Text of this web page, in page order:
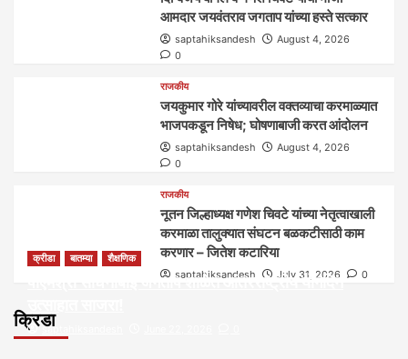
आमदार जयवंतराव जगताप यांच्या हस्ते सत्कार
saptahiksandesh
August 4, 2026
0
राजकीय
जयकुमार गोरे यांच्यावरील वक्तव्याचा करमाळ्यात
भाजपकडून निषेध; घोषणाबाजी करत आंदोलन
saptahiksandesh
August 4, 2026
0
राजकीय
नूतन जिल्हाध्यक्ष गणेश चिवटे यांच्या नेतृत्वाखाली
करमाळा तालुक्यात संघटन बळकटीसाठी काम
करणार – जितेश कटारिया
saptahiksandesh July 31, 2026 0
क्रिडा
क्रीडा बातम्या शैक्षणिक
पीएमश्री साधनाबाई जगताप शाळेत आंतरराष्ट्रीय योगदिन
saptahiksandesh